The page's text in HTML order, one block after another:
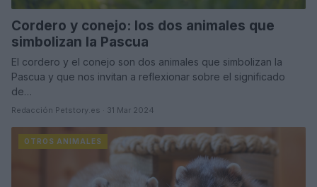
Cordero y conejo: los dos animales que
simbolizan la Pascua
El cordero y el conejo son dos animales que simbolizan la
Pascua y que nos invitan a reflexionar sobre el significado
de…
Redacción Petstory.es · 31 Mar 2024
OTROS ANIMALES